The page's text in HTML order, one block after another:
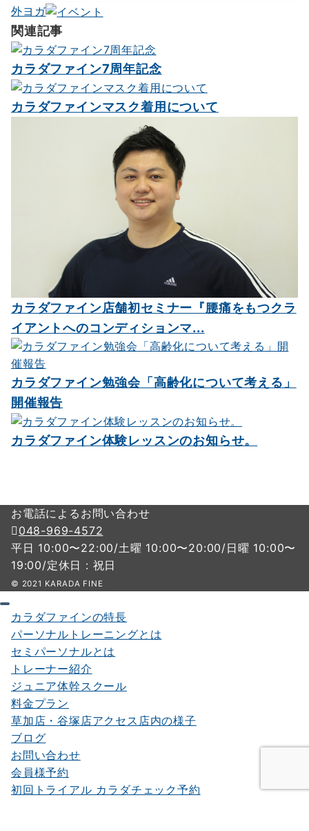
ー
シ
ョ
ン
外ヨガ
関連記事
カラダファイン7周年記念
カラダファインマスク着用について
カラダファイン店舗初セミナー『腰痛をもつクラ
イアントへのコンディションマ...
カラダファイン勉強会「高齢化について考える」
開催報告
カラダファイン体験レッスンのお知らせ。
お電話によるお問い合わせ
048-969-4572
平日 10:00〜22:00/土曜 10:00〜20:00/日曜 10:00〜
19:00/定休日 : 祝日
© 2021 KARADA FINE
カラダファインの特長
パーソナルトレーニングとは
セミパーソナルとは
トレーナー紹介
ジュニア体幹スクール
料金プラン
草加店・谷塚店アクセス店内の様子
ブログ
お問い合わせ
会員様予約
初回トライアル カラダチェック予約